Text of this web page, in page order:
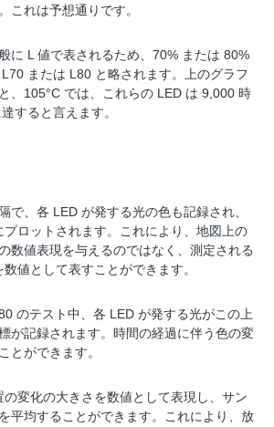
これは予想通りです。
に L 値で表されるため、70% または 80%
または L80 と略されます。上のグラフ
、105°C では、これらの LED は 9,000 時
すると言えます。
で、各 LED が発する光の色も記録され、
ロットされます。これにより、地図上の
数値表現を与えるのではなく、測定される
値として表すことができます。
のテスト中、各 LED が発する光がこの上
が記録されます。時間の経過に伴う色の変
とができます。
変化の大きさを数値として表現し、サン
平均することができます。これにより、放